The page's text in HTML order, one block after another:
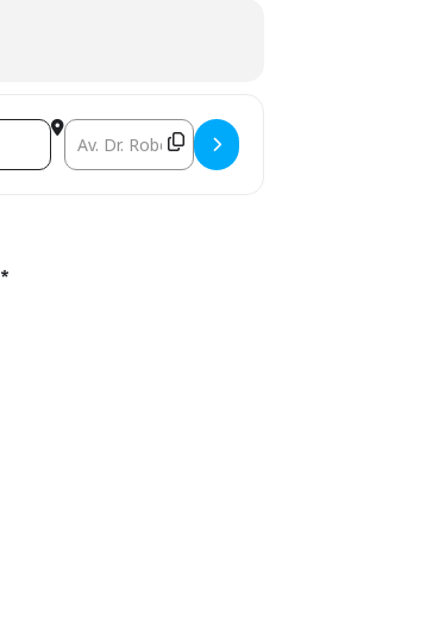
Destination Address - CECAM []
*